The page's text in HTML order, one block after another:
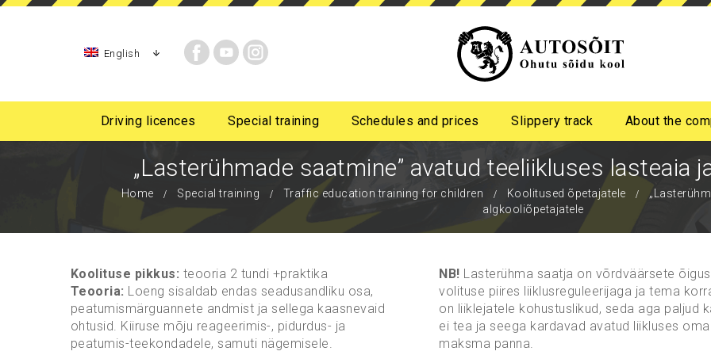
English
Driving licences Special training Schedules and prices Slippery track About the
„Lasterühmade saatmine” avatud teeliikluses lasteaia
Home Special training Traffic education training for children Koolitused õpetajatele
algkooliõpetajatele
Koolituse pikkus: teooria 2 tundi +praktika
Teooria: Loeng sisaldab endas seadusandliku osa,
peatumismärguannete andmist ja sellega kaasnevaid
ohtusid. Kiiruse mõju reageerimis-, pidurdus- ja
peatumis-teekondadele, samuti nägemisele.
NB! Lasterühma saatja on võrdväärsete
volituse piires liiklusreguleerijaga ja tema
on liiklejatele kohustuslikud, seda aga paljud
ei tea ja seega kardavad avatud liikluses
maksma panna.